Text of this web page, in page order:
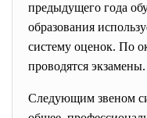
предыдущего года
образования
систему оценок. По
проводятся экзамены.
Следующим звеном